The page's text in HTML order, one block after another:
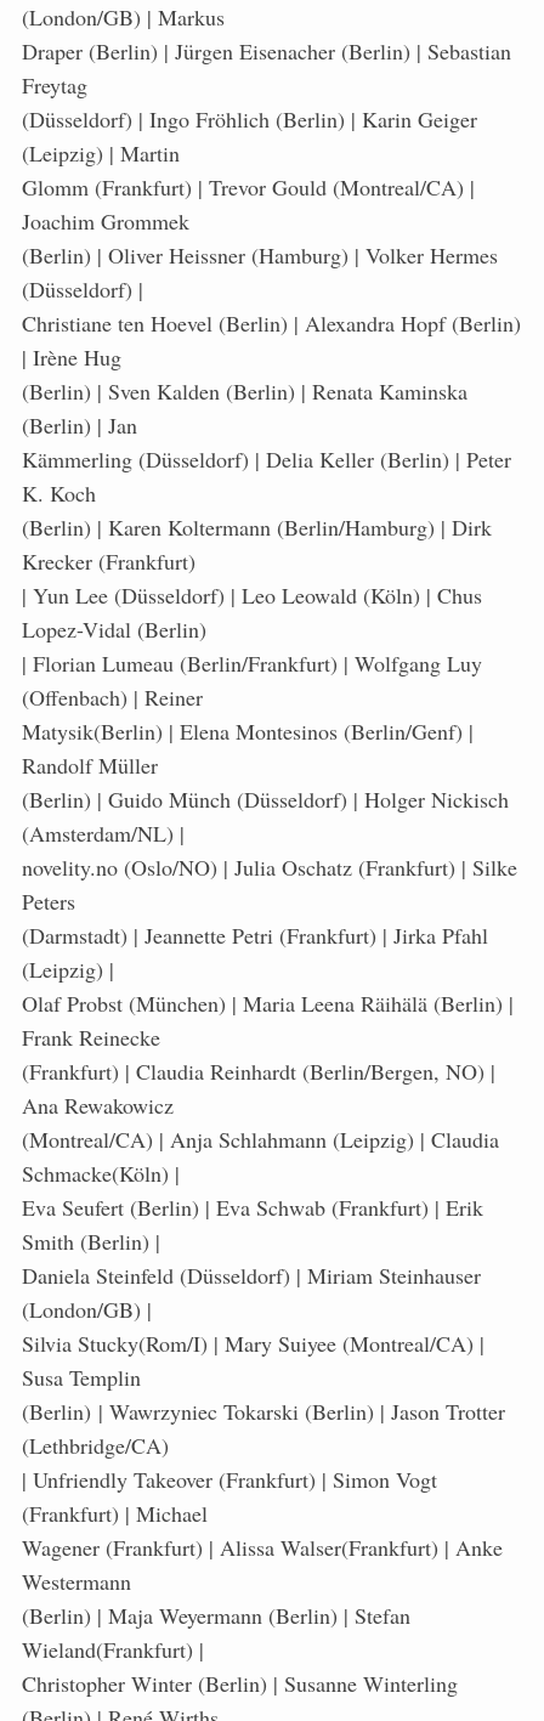
(London/GB) | Markus
Draper (Berlin) | Jürgen Eisenacher (Berlin) | Sebastian
Freytag
(Düsseldorf) | Ingo Fröhlich (Berlin) | Karin Geiger
(Leipzig) | Martin
Glomm (Frankfurt) | Trevor Gould (Montreal/CA) |
Joachim Grommek
(Berlin) | Oliver Heissner (Hamburg) | Volker Hermes
(Düsseldorf) |
Christiane ten Hoevel (Berlin) | Alexandra Hopf (Berlin)
| Irène Hug
(Berlin) | Sven Kalden (Berlin) | Renata Kaminska
(Berlin) | Jan
Kämmerling (Düsseldorf) | Delia Keller (Berlin) | Peter
K. Koch
(Berlin) | Karen Koltermann (Berlin/Hamburg) | Dirk
Krecker (Frankfurt)
| Yun Lee (Düsseldorf) | Leo Leowald (Köln) | Chus
Lopez-Vidal (Berlin)
| Florian Lumeau (Berlin/Frankfurt) | Wolfgang Luy
(Offenbach) | Reiner
Matysik(Berlin) | Elena Montesinos (Berlin/Genf) |
Randolf Müller
(Berlin) | Guido Münch (Düsseldorf) | Holger Nickisch
(Amsterdam/NL) |
novelity.no (Oslo/NO) | Julia Oschatz (Frankfurt) | Silke
Peters
(Darmstadt) | Jeannette Petri (Frankfurt) | Jirka Pfahl
(Leipzig) |
Olaf Probst (München) | Maria Leena Räihälä (Berlin) |
Frank Reinecke
(Frankfurt) | Claudia Reinhardt (Berlin/Bergen, NO) |
Ana Rewakowicz
(Montreal/CA) | Anja Schlahmann (Leipzig) | Claudia
Schmacke(Köln) |
Eva Seufert (Berlin) | Eva Schwab (Frankfurt) | Erik
Smith (Berlin) |
Daniela Steinfeld (Düsseldorf) | Miriam Steinhauser
(London/GB) |
Silvia Stucky(Rom/I) | Mary Suiyee (Montreal/CA) |
Susa Templin
(Berlin) | Wawrzyniec Tokarski (Berlin) | Jason Trotter
(Lethbridge/CA)
| Unfriendly Takeover (Frankfurt) | Simon Vogt
(Frankfurt) | Michael
Wagener (Frankfurt) | Alissa Walser(Frankfurt) | Anke
Westermann
(Berlin) | Maja Weyermann (Berlin) | Stefan
Wieland(Frankfurt) |
Christopher Winter (Berlin) | Susanne Winterling